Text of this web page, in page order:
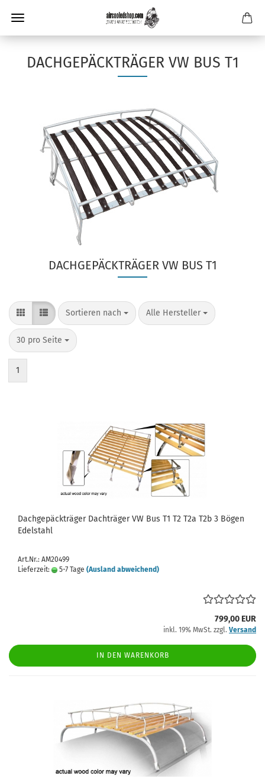
DACHGEPÄCKTRÄGER VW BUS T1
DACHGEPÄCKTRÄGER VW BUS T1
Sortieren nach
Sortieren nach Alle Hersteller
pro Seite
30 pro Seite
pro Seite
1
Dachgepäckträger Dachträger VW Bus T1 T2 T2a T2b 3 Bögen
Edelstahl
Art.Nr.: AM20499
Lieferzeit:
5-7 Tage (Ausland abweichend)
799,00 EUR
inkl. 19% MwSt. zzgl. Versand
IN DEN WARENKORB